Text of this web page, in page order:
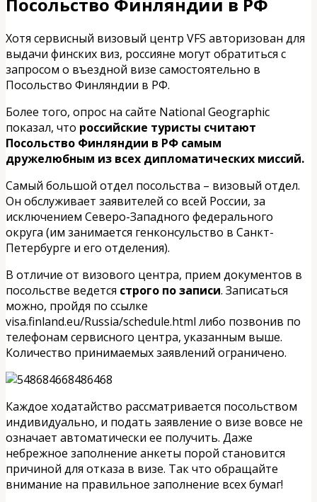
Хотя сервисный визовый центр VFS авторизован для
выдачи финских виз, россияне могут обратиться с
запросом о въездной визе самостоятельно в
Посольство Финляндии в РФ.
Более того, опрос на сайте National Geographic
показал, что российские туристы считают
Посольство Финляндии в РФ самым
дружелюбным из всех дипломатических миссий.
Самый большой отдел посольства – визовый отдел.
Он обслуживает заявителей со всей России, за
исключением Северо-Западного федерального
округа (им занимается генконсульство в Санкт-
Петербурге и его отделения).
В отличие от визового центра, прием документов в
посольстве ведется строго по записи. Записаться
можно, пройдя по ссылке
visa.finland.eu/Russia/schedule.html либо позвонив по
телефонам сервисного центра, указанным выше.
Количество принимаемых заявлений ограничено.
Каждое ходатайство рассматривается посольством
индивидуально, и подать заявление о визе вовсе не
означает автоматически ее получить. Даже
небрежное заполнение анкеты порой становится
причиной для отказа в визе. Так что обращайте
внимание на правильное заполнение всех бумаг!